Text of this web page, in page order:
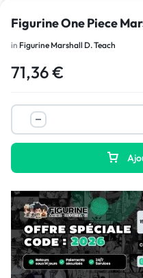
Figurine One Piece
in Figurine Marshall D. Teach
71,36€